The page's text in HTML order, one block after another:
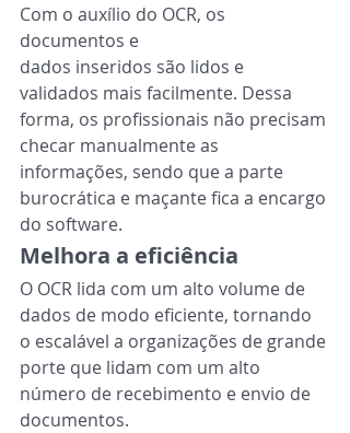
Com o auxílio do OCR, os
documentos e
dados inseridos são lidos e
validados mais facilmente. Dessa
forma, os profissionais não precisam
checar manualmente as
informações, sendo que a parte
burocrática e maçante fica a encargo
do software.
Melhora a eficiência
O OCR lida com um alto volume de
dados de modo eficiente, tornando
o escalável a organizações de grande
porte que lidam com um alto
número de recebimento e envio de
documentos.